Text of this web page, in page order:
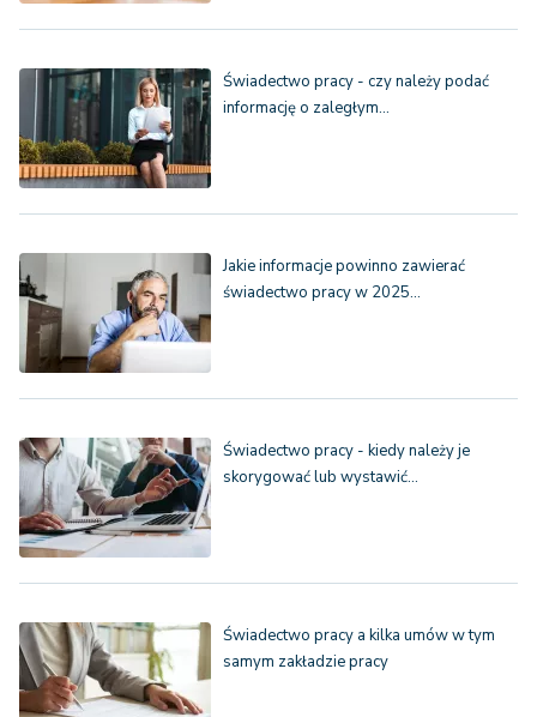
Świadectwo pracy - czy należy podać
informację o zaległym…
Jakie informacje powinno zawierać
świadectwo pracy w 2025…
Świadectwo pracy - kiedy należy je
skorygować lub wystawić…
Świadectwo pracy a kilka umów w tym
samym zakładzie pracy